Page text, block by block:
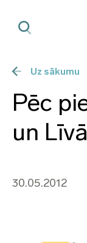
Uz sākumu
Pēc
un
30.05.2012